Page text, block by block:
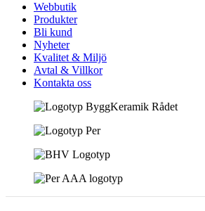
Webbutik
Produkter
Bli kund
Nyheter
Kvalitet & Miljö
Avtal & Villkor
Kontakta oss